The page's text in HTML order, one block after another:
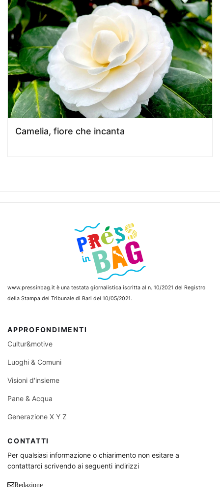
Camelia, fiore che incanta
www.pressinbag.it è una testata giornalistica iscritta al n. 10/2021 del Registro
della Stampa del Tribunale di Bari del 10/05/2021.
APPROFONDIMENTI
Cultur&motive
Luoghi & Comuni
Visioni d'insieme
Pane & Acqua
Generazione X Y Z
CONTATTI
Per qualsiasi informazione o chiarimento non esitare a
contattarci scrivendo ai seguenti indirizzi
Redazione